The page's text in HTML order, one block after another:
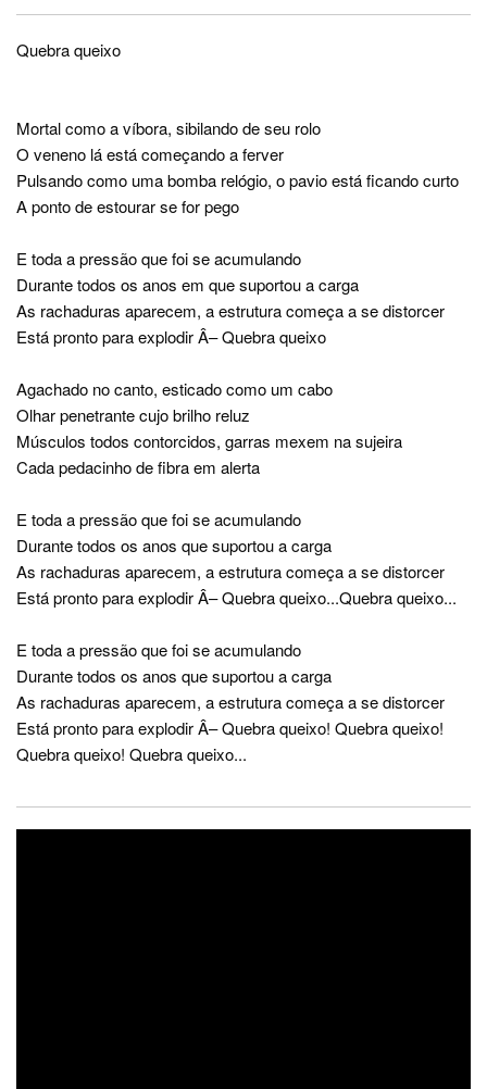
Quebra queixo
Mortal como a víbora, sibilando de seu rolo
O veneno lá está começando a ferver
Pulsando como uma bomba relógio, o pavio está ficando curto
A ponto de estourar se for pego
E toda a pressão que foi se acumulando
Durante todos os anos em que suportou a carga
As rachaduras aparecem, a estrutura começa a se distorcer
Está pronto para explodir Â– Quebra queixo
Agachado no canto, esticado como um cabo
Olhar penetrante cujo brilho reluz
Músculos todos contorcidos, garras mexem na sujeira
Cada pedacinho de fibra em alerta
E toda a pressão que foi se acumulando
Durante todos os anos que suportou a carga
As rachaduras aparecem, a estrutura começa a se distorcer
Está pronto para explodir Â– Quebra queixo...Quebra queixo...
E toda a pressão que foi se acumulando
Durante todos os anos que suportou a carga
As rachaduras aparecem, a estrutura começa a se distorcer
Está pronto para explodir Â– Quebra queixo! Quebra queixo!
Quebra queixo! Quebra queixo...